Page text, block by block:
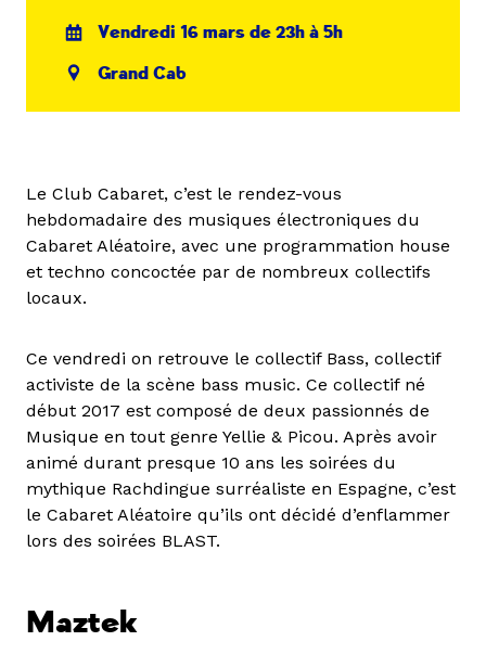
Vendredi 16 mars de 23h à 5h
Grand Cab
Le Club Cabaret, c’est le rendez-vous
hebdomadaire des musiques électroniques du
Cabaret Aléatoire, avec une programmation house
et techno concoctée par de nombreux collectifs
locaux.
Ce vendredi on retrouve le collectif Bass, collectif
activiste de la scène bass music. Ce collectif né
début 2017 est composé de deux passionnés de
Musique en tout genre Yellie & Picou. Après avoir
animé durant presque 10 ans les soirées du
mythique Rachdingue surréaliste en Espagne, c’est
le Cabaret Aléatoire qu’ils ont décidé d’enflammer
lors des soirées BLAST.
Maztek